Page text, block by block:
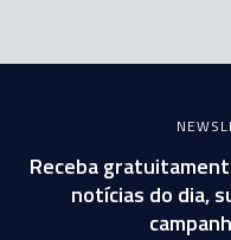
Receba
notícias do dia,